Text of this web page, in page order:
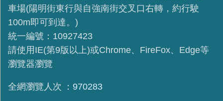
車場(陽明街東行與自強南街交叉口右轉，約行駛
100m即可到達。)
統一編號：10927423
請使用IE(第9版以上)或Chrome、FireFox、Edge等
瀏覽器瀏覽
全網瀏覽人次 970283